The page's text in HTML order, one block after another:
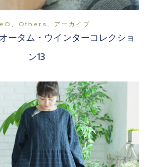
, Others , アーカイブ
ータム・ウインターコレクショ
ン13